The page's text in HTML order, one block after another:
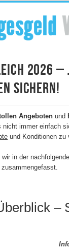
2026 –
sichern!
Angeboten und
nicht immer einfach
und Konditionen zu
in der
–